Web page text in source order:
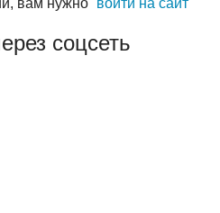
вам нужно войти на сайт
соцсеть